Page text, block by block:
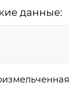
данные: